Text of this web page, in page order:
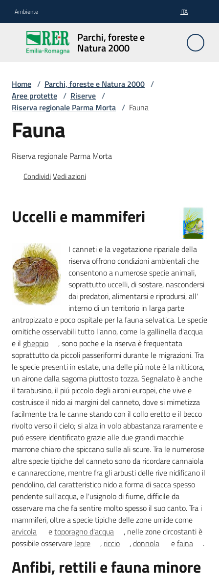
Ambiente ITA
Parchi, foreste e
Natura 2000
Parchi,
foreste
e
2000
Aree
Protette
Rete
Foreste
Biodiversità
Consultazione
Seguici
su
Ambiente
Argomenti
Novità
Servizi
Home / Parchi, foreste e Natura 2000 /
Aree protette / Riserve /
Riserva regionale Parma Morta / Fauna
Fauna
Riserva regionale Parma Morta
CondividiVedi azioni
Uccelli e mammiferi
I canneti e la vegetazione ripariale della
riserva offrono condizioni ambientali che
consentono a numerose specie animali,
soprattutto uccelli, di sostare, nascondersi
dai predatori, alimentarsi e riprodursi, all'
interno di un territorio in larga parte
antropizzato e poco ospitale per la fauna selvatica. Le specie
ornitiche osservabili tutto l'anno, come la gallinella d'acqua
e il gheppio
, sono poche e la riserva è frequentata
soprattutto da piccoli passeriformi durante le migrazioni. Tra
le specie presenti in estate, una delle piú note è la nitticora,
un airone dalla sagoma piuttosto tozza. Segnalato è anche
il tarabusino, il piú piccolo degli aironi europei, che vive e
costruisce il nido ai margini del canneto, dove si mimetizza
facilmente tra le canne stando con il collo eretto e il becco
rivolto verso il cielo; si alza in volo abbastanza raramente e
puó essere identificato grazie alle due grandi macchie
marrone chiaro che spiccano sulle ali scure. Tra le numerose
altre specie tipiche del canneto sono da ricordare cannaiola
e cannareccione, mentre fra gli arbusti delle rive nidificano il
pendolino, dal caratteristico nido a forma di sacca spesso
pendente sull'acqua, e l'usignolo di fiume, difficile da
osservare ma che fa sentire molto spesso il suo canto. Tra i
mammiferi, oltre a specie tipiche delle zone umide come
arvicola
etoporagno d'acqua
, nelle zone circostanti è
possibile osservare lepre , riccio ,donnola efaina .
Anfibi, rettili e fauna minore